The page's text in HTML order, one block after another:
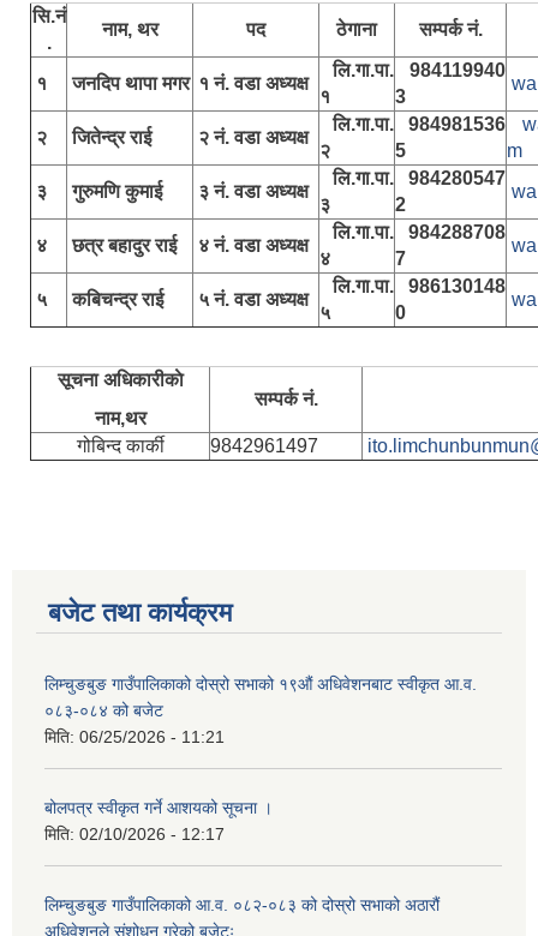
सि.नं
.
नाम, थर पद ठेगाना सम्पर्क नं.
१ जनदिप थापा मगर १ नं. वडा अध्यक्ष
लि.गा.पा.
१
984119940
3
२ जितेन्द्र राई २ नं. वडा अध्यक्ष
लि.गा.पा.
२
984981536
5
m
३
गुरुमणि कुमाई ३ नं. वडा अध्यक्ष
लि.गा.पा.
३
984280547
2
४ छत्र बहादुर राई ४ नं. वडा अध्यक्ष
लि.गा.पा.
४
984288708
7
५ कबिचन्द्र राई ५ नं. वडा अध्यक्ष
लि.गा.पा.
५
986130148
0
सूचना अधिकारीकाे
नाम,थर
सम्पर्क नं.
गोबिन्द कार्की 9842961497
बजेट तथा कार्यक्रम
लिम्चुङबुङ गाउँपालिकाको दोस्रो सभाको १९औं अधिवेशनबाट स्वीकृत आ.व.
०८३-०८४ को बजेट
मिति: 06/25/2026 - 11:21
बोलपत्र स्वीकृत गर्ने आशयको सूचना ।
मिति: 02/10/2026 - 12:17
लिम्चुङबुङ गाउँपालिकाको आ.व. ०८२-०८३ को दोस्रो सभाको अठारौं
अधिवेशनले संशोधन गरेको बजेटः